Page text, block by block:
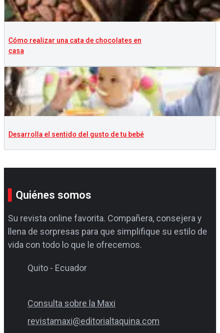
Cómo realizar una cata de chocolates en
casa
Desarrolla el sentido del gusto de tu bebé
Quiénes somos
Su revista online favorita. Compañera, consejera y
llena de sorpresas para que simplifique su estilo de
vida con todo lo que le ofrecemos.
Quito - Ecuador
Consulta sobre la Maxi
revistamaxi@editorialtaquina.com